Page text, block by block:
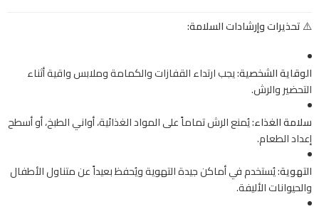
⚠️ تحذيرات وإرشادات السلامة:
الوقاية الشخصية:يجب ارتداء القفازات والكمامة وملابس واقية أثناء
التحضير والرش.
سلامة الغذاء:يُمنع الرش تماماً على المواد الغذائية، أواني الطبخ، أو أسطح
إعداد الطعام.
التهوية:يُستخدم في أماكن جيدة التهوية ويُحفظ بعيداً عن متناول الأطفال
والحيوانات الأليفة.